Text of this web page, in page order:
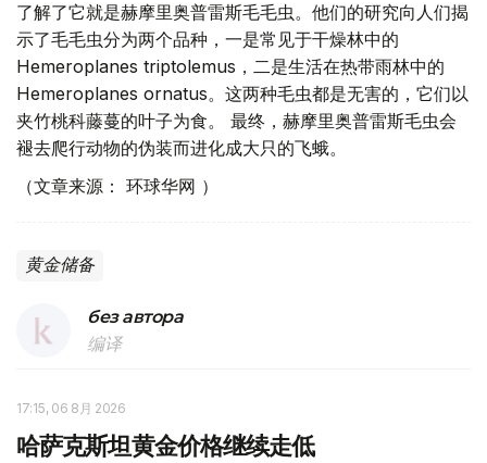
了解了它就是赫摩里奥普雷斯毛毛虫。他们的研究向人们揭
示了毛毛虫分为两个品种，一是常见于干燥林中的
Hemeroplanes triptolemus，二是生活在热带雨林中的
Hemeroplanes ornatus。这两种毛虫都是无害的，它们以
夹竹桃科藤蔓的叶子为食。 最终，赫摩里奥普雷斯毛虫会
褪去爬行动物的伪装而进化成大只的飞蛾。
（文章来源： 环球华网 ）
黄金储备
без автора
编译
17:15, 06 8月 2026
哈萨克斯坦黄金价格继续走低